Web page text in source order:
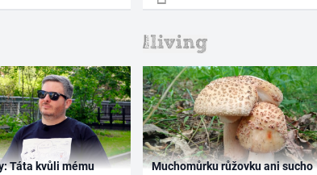
Táta kvůli mému
Muchomůrku růžovku ani sucho